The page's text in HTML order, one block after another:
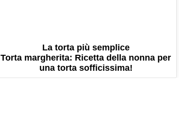
La torta più semplice
Torta margherita: Ricetta della nonna per
una torta sofficissima!